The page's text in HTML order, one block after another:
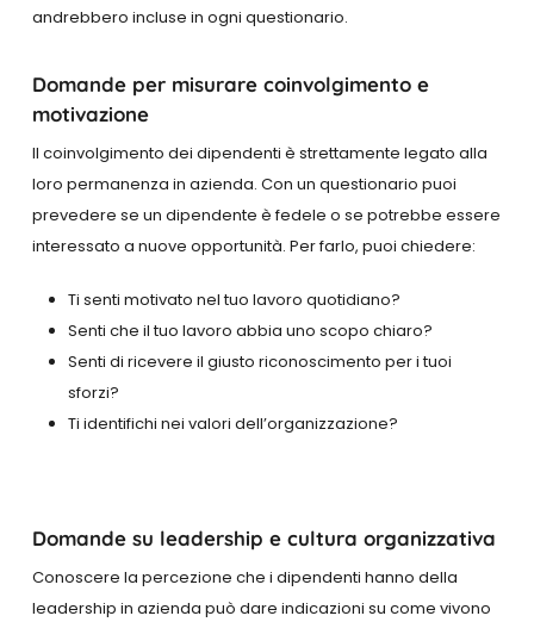
andrebbero incluse in ogni questionario.
Domande per misurare coinvolgimento e
motivazione
Il coinvolgimento dei dipendenti è strettamente legato alla
loro permanenza in azienda. Con un questionario puoi
prevedere se un dipendente è fedele o se potrebbe essere
interessato a nuove opportunità. Per farlo, puoi chiedere:
Ti senti motivato nel tuo lavoro quotidiano?
Senti che il tuo lavoro abbia uno scopo chiaro?
Senti di ricevere il giusto riconoscimento per i tuoi
sforzi?
Ti identifichi nei valori dell’organizzazione?
Domande su leadership e cultura organizzativa
Conoscere la percezione che i dipendenti hanno della
leadership in azienda può dare indicazioni su come vivono